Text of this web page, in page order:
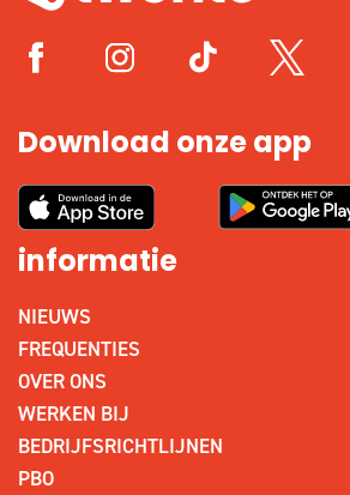
Download onze app
informatie
NIEUWS
FREQUENTIES
OVER ONS
WERKEN BIJ
BEDRIJFSRICHTLIJNEN
PBO